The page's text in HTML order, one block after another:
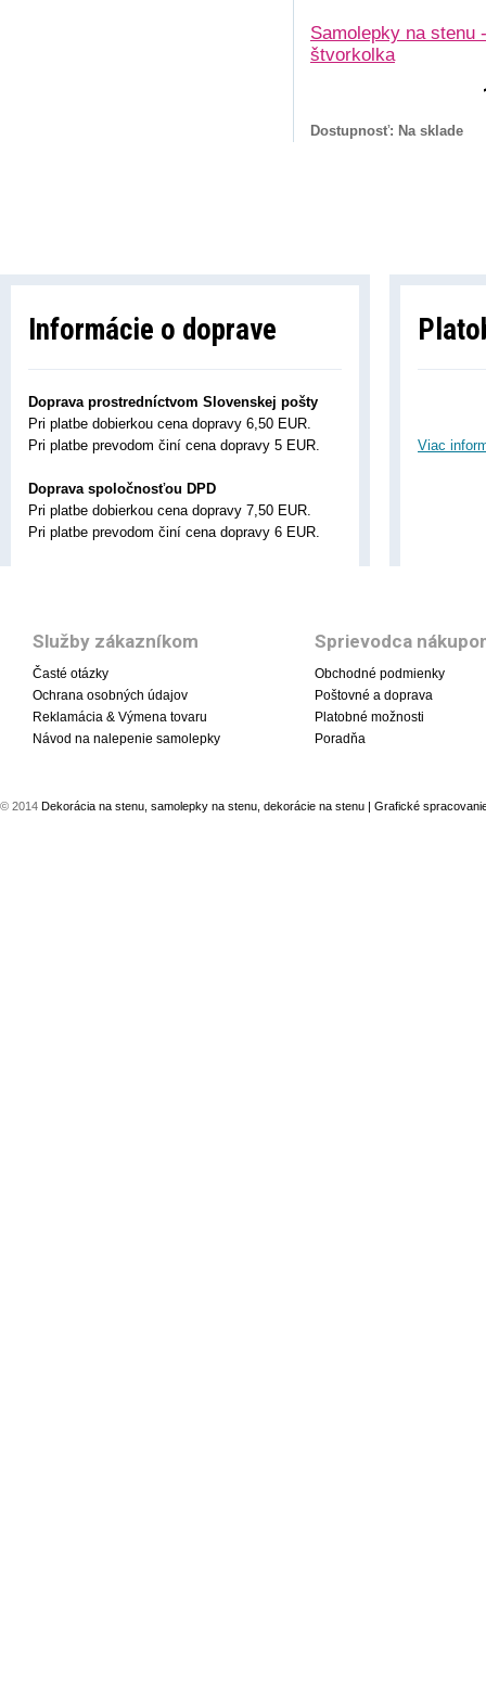
Samolepky na stenu
štvorkolka
Dostupnosť: Na sklade
Informácie o doprave
Doprava prostredníctvom Slovenskej pošty
Pri platbe dobierkou cena dopravy 6,50 EUR.
Pri platbe prevodom činí cena dopravy 5 EUR.
Doprava spoločnosťou DPD
Pri platbe dobierkou cena dopravy 7,50 EUR.
Pri platbe prevodom činí cena dopravy 6 EUR.
Viac
Služby zákazníkom
Časté otázky
Ochrana osobných údajov
Reklamácia & Výmena tovaru
Návod na nalepenie samolepky
Sprievodca
Obchodné podmienky
Poštovné a doprava
Platobné možnosti
Poradňa
© 2014 Dekorácia na stenu, samolepky na stenu, dekorácie na stenu | Grafické